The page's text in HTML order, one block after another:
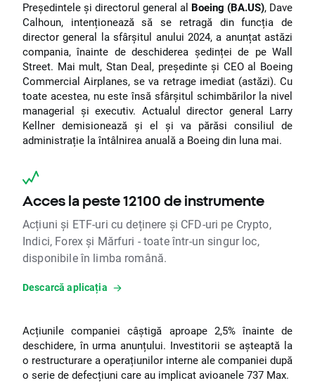
Președintele și directorul general al Boeing (BA.US), Dave
Calhoun, intenționează să se retragă din funcția de
director general la sfârșitul anului 2024, a anunțat astăzi
compania, înainte de deschiderea ședinței de pe Wall
Street. Mai mult, Stan Deal, președinte și CEO al Boeing
Commercial Airplanes, se va retrage imediat (astăzi). Cu
toate acestea, nu este însă sfârșitul schimbărilor la nivel
managerial și executiv. Actualul director general Larry
Kellner demisionează și el și va părăsi consiliul de
administrație la întâlnirea anuală a Boeing din luna mai.
Acces la peste 12100 de instrumente
Acțiuni și ETF-uri cu deținere și CFD-uri pe Crypto,
Indici, Forex și Mărfuri - toate într-un singur loc,
disponibile în limba română.
Descarcă aplicația
Acțiunile companiei câștigă aproape 2,5% înainte de
deschidere, în urma anunțului. Investitorii se așteaptă la
o restructurare a operațiunilor interne ale companiei după
o serie de defecțiuni care au implicat avioanele 737 Max.